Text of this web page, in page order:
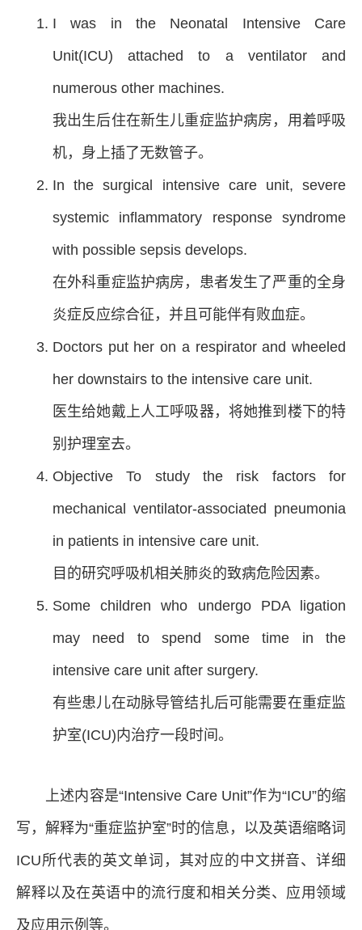
I was in the Neonatal Intensive Care
Unit(ICU) attached to a ventilator and
numerous other machines.
我出生后住在新生儿重症监护病房，用着呼吸
机，身上插了无数管子。
In the surgical intensive care unit, severe
systemic inflammatory response syndrome
with possible sepsis develops.
在外科重症监护病房，患者发生了严重的全身
炎症反应综合征，并且可能伴有败血症。
Doctors put her on a respirator and wheeled
her downstairs to the intensive care unit.
医生给她戴上人工呼吸器，将她推到楼下的特
别护理室去。
Objective To study the risk factors for
mechanical ventilator-associated pneumonia
in patients in intensive care unit.
目的研究呼吸机相关肺炎的致病危险因素。
Some children who undergo PDA ligation
may need to spend some time in the
intensive care unit after surgery.
有些患儿在动脉导管结扎后可能需要在重症监
护室(ICU)内治疗一段时间。
上述内容是“Intensive Care Unit”作为“ICU”的缩
写，解释为“重症监护室”时的信息，以及英语缩略词
ICU所代表的英文单词，其对应的中文拼音、详细
解释以及在英语中的流行度和相关分类、应用领域
及应用示例等。